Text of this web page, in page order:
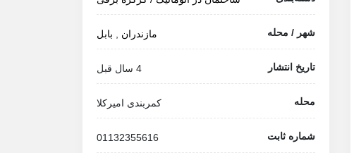
شهر / محله مازندران بابل
تاریخ انتشار 4 سال قبل
محله کمربندی امیرکلا
شماره ثابت 01132355616